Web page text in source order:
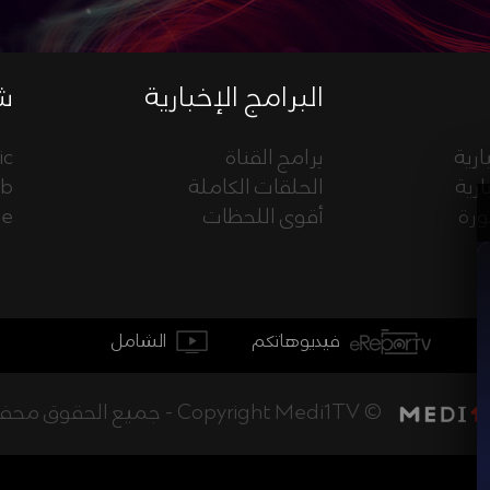
البرامج الإخبارية
برامج القناة
الحلقات الكاملة
أقوى اللحظات
الشامل فيديوهاتكم
جميع الحقوق محفوظة - Copyright Medi1TV ©